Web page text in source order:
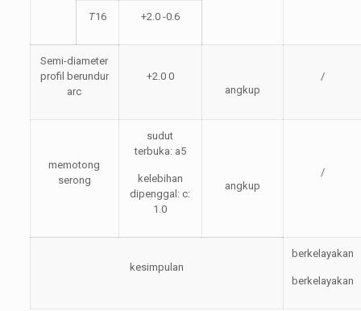
T16 +2.0 -0.6
Semi-diameter
profil berundur
arc
+2.0 0
angkup
/
memotong
serong
sudut
terbuka: a5
kelebihan
dipenggal: c:
1.0
angkup
/
kesimpulan
berkelayakan
berkelayakan